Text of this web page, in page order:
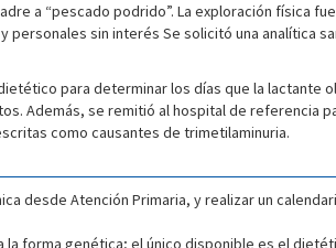
a “pescado podrido”. La exploración física
sin interés Se solicitó una analítica
para determinar los días que la lactante
Además, se remitió al hospital de referencia
como causantes de trimetilaminuria.
desde Atención Primaria, y realizar un
forma genética; el único disponible es el